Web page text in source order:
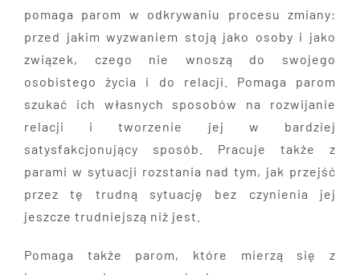
pomaga parom w odkrywaniu procesu zmiany:
przed jakim wyzwaniem stoją jako osoby i jako
związek, czego nie wnoszą do swojego
osobistego życia i do relacji. Pomaga parom
szukać ich własnych sposobów na rozwijanie
relacji i tworzenie jej w bardziej
satysfakcjonujący sposób. Pracuje także z
parami w sytuacji rozstania nad tym, jak przejść
przez tę trudną sytuację bez czynienia jej
jeszcze trudniejszą niż jest.
Pomaga także parom, które mierzą się z